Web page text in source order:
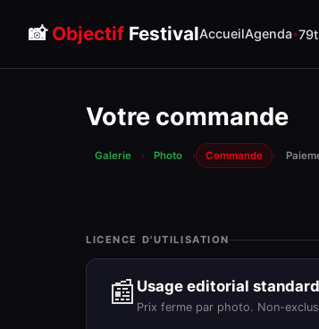
📸 Objectif FestivalAccueilAgenda
Votre commande
Galerie › Photo › Commande ›
LICENCE D'UTILISATION
📰 Usage editorial standard
Prix ferme par photo. Non-